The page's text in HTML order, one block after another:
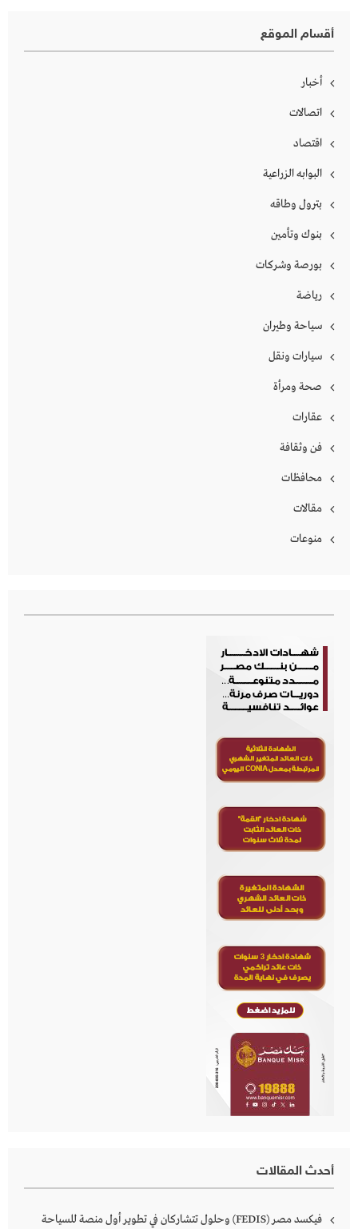
أقسام الموقع
أخبار
اتصالات
اقتصاد
البوابه الزراعية
بترول وطاقه
بنوك وتأمين
بورصة وشركات
رياضة
سياحة وطيران
سيارات ونقل
صحة ومرأة
عقارات
فن وثقافة
محافظات
مقالات
منوعات
أحدث المقالات
فيكسد مصر (FEDIS) وحلول تتشاركان في تطوير أول منصة للسياحة